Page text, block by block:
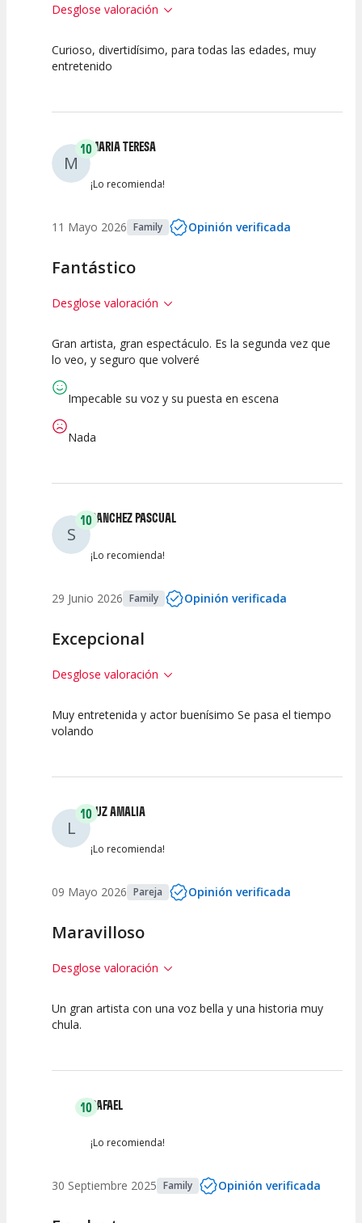
Desglose valoración
10 7.5 10
Curioso, divertidísimo, para todas las edades, muy
entretenido
M
10MARIA TERESA
¡Lo recomienda!
11 Mayo 2026 Family Opinión verificada
Fantástico
Desglose valoración
10
Espectáculo
10 10
Gran artista, gran espectáculo. Es la segunda vez que
lo veo, y seguro que volveré
Impecable su voz y su puesta en escena
Nada
S
10SANCHEZ PASCUAL
¡Lo recomienda!
29 Junio 2026 Family Opinión verificada
Excepcional
Desglose valoración
10 10 10
Muy entretenida y actor buenísimo Se pasa el tiempo
volando
L
10LUZ AMALIA
¡Lo recomienda!
09 Mayo 2026 Pareja Opinión verificada
Maravilloso
Desglose valoración
10 10 10
Un gran artista con una voz bella y una historia muy
chula.
10RAFAEL
¡Lo recomienda!
30 Septiembre 2025 Family Opinión verificada